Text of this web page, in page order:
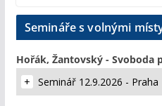
Semináře s volnými
Hořák, Žantovský - Svoboda
Seminář 12.9.2026 - Praha